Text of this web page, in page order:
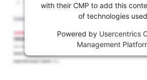
with their CMP to add this
of technologies
Powered by Usercentrics
Management